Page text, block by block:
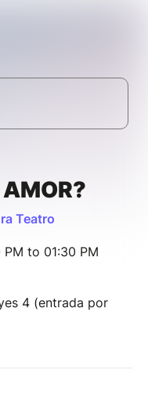
AMOR?
Teatro
to 01:30 PM
4 (entrada por